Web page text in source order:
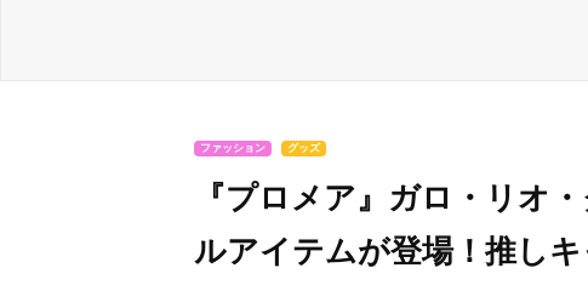
ファッション グッズ
『プロメア』ガロ・リオ
ルアイテムが登場！推し